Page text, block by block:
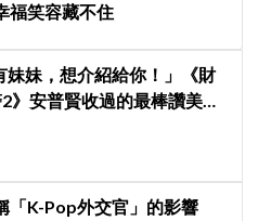
福笑容藏不住
妹妹，想介紹給你！」《財
》安普賢收過的最棒讚美，
「K-Pop外交官」的影響